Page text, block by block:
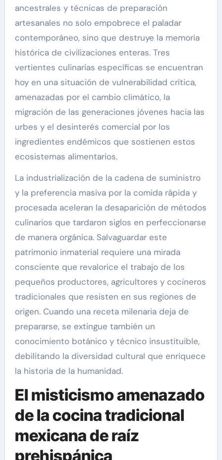
ancestrales y técnicas de preparación
artesanales no solo empobrece el paladar
contemporáneo, sino que destruye la memoria
histórica de civilizaciones enteras. Tres
vertientes culinarias específicas se encuentran
hoy en una situación de vulnerabilidad crítica,
amenazadas por el cambio climático, la
migración de las generaciones jóvenes hacia las
urbes y el desinterés comercial por los
ingredientes endémicos que sostienen estos
ecosistemas alimentarios.
La industrialización de la cadena de suministro
y la preferencia masiva por la comida rápida y
procesada aceleran la desaparición de métodos
culinarios que tardaron siglos en perfeccionarse
de manera orgánica. Salvaguardar este
patrimonio inmaterial requiere una mirada
consciente que revalorice el trabajo de los
pequeños productores, agricultores y cocineros
tradicionales que resisten en sus regiones de
origen. Cuando una receta milenaria deja de
prepararse, se extingue también un
conocimiento botánico y técnico insustituible,
debilitando la diversidad cultural que enriquece
la historia de la humanidad.
El misticismo amenazado
de la cocina tradicional
mexicana de raíz
prehispánica